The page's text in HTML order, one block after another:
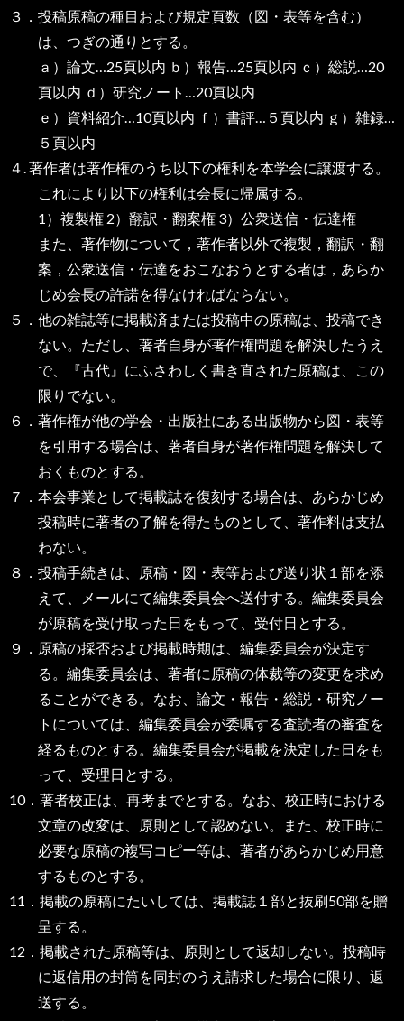
３．投稿原稿の種目および規定頁数（図・表等を含む）
は、つぎの通りとする。
ａ）論文…25頁以内 ｂ）報告…25頁以内 ｃ）総説…20
頁以内 ｄ）研究ノート…20頁以内
ｅ）資料紹介…10頁以内 ｆ）書評…５頁以内 ｇ）雑録…
５頁以内
４. 著作者は著作権のうち以下の権利を本学会に譲渡する。
これにより以下の権利は会長に帰属する。
1）複製権 2）翻訳・翻案権 3）公衆送信・伝達権
また、著作物について，著作者以外で複製，翻訳・翻
案，公衆送信・伝達をおこなおうとする者は，あらか
じめ会長の許諾を得なければならない。
５．他の雑誌等に掲載済または投稿中の原稿は、投稿でき
ない。ただし、著者自身が著作権問題を解決したうえ
で、『古代』にふさわしく書き直された原稿は、この
限りでない。
６．著作権が他の学会・出版社にある出版物から図・表等
を引用する場合は、著者自身が著作権問題を解決して
おくものとする。
７．本会事業として掲載誌を復刻する場合は、あらかじめ
投稿時に著者の了解を得たものとして、著作料は支払
わない。
８．投稿手続きは、原稿・図・表等および送り状１部を添
えて、メールにて編集委員会へ送付する。編集委員会
が原稿を受け取った日をもって、受付日とする。
９．原稿の採否および掲載時期は、編集委員会が決定す
る。編集委員会は、著者に原稿の体裁等の変更を求め
ることができる。なお、論文・報告・総説・研究ノー
トについては、編集委員会が委嘱する査読者の審査を
経るものとする。編集委員会が掲載を決定した日をも
って、受理日とする。
10．著者校正は、再考までとする。なお、校正時における
文章の改変は、原則として認めない。また、校正時に
必要な原稿の複写コピー等は、著者があらかじめ用意
するものとする。
11．掲載の原稿にたいしては、掲載誌１部と抜刷50部を贈
呈する。
12．掲載された原稿等は、原則として返却しない。投稿時
に返信用の封筒を同封のうえ請求した場合に限り、返
送する。